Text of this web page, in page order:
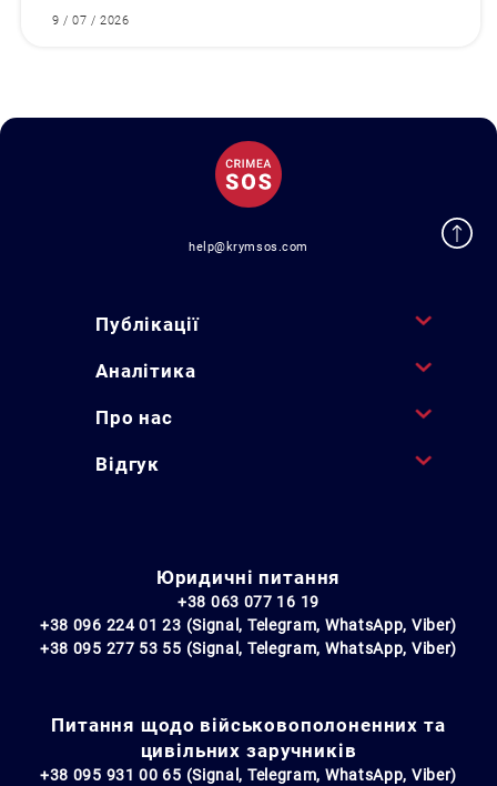
9 / 07 / 2026
help@krymsos.com
Публікації
Аналітика
Про нас
Відгук
Юридичні питання
+38 063 077 16 19
+38 096 224 01 23 (Signal, Telegram, WhatsApp, Viber)
+38 095 277 53 55 (Signal, Telegram, WhatsApp, Viber)
Питання щодо військовополоненних та
цивільних заручників
+38 095 931 00 65 (Signal, Telegram, WhatsApp, Viber)